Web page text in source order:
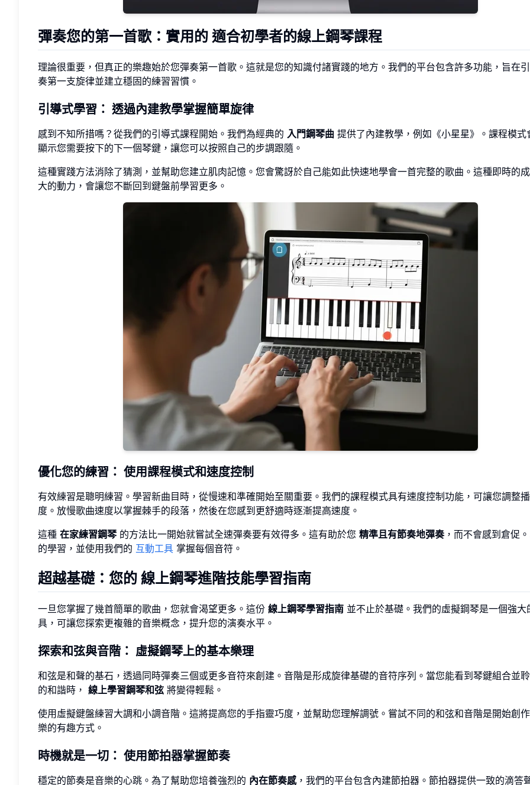
彈奏您的第一首歌：實用的 適合初學者的線上鋼琴課程
理論很重要，但真正的樂趣始於您彈奏第一首歌。這就是您的知識付諸實踐的地方。我們的平台包含許多功能，旨在
奏第一支旋律並建立穩固的練習習慣。
引導式學習： 透過內建教學掌握簡單旋律
感到不知所措嗎？從我們的引導式課程開始。我們為經典的 入門鋼琴曲 提供了內建教學，例如《小星星》。課程模式
顯示您需要按下的下一個琴鍵，讓您可以按照自己的步調跟隨。
這種實踐方法消除了猜測，並幫助您建立肌肉記憶。您會驚訝於自己能如此快速地學會一首完整的歌曲。這種即時的
大的動力，會讓您不斷回到鍵盤前學習更多。
優化您的練習： 使用課程模式和速度控制
有效練習是聰明練習。學習新曲目時，從慢速和準確開始至關重要。我們的課程模式具有速度控制功能，可讓您調整
度。放慢歌曲速度以掌握棘手的段落，然後在您感到更舒適時逐漸提高速度。
這種 在家練習鋼琴的方法比一開始就嘗試全速彈奏要有效得多。這有助於您 精準且有節奏地彈奏，而不會感到倉促
的學習，並使用我們的 互動工具 掌握每個音符。
超越基礎：您的 線上鋼琴進階技能學習指南
一旦您掌握了幾首簡單的歌曲，您就會渴望更多。這份 線上鋼琴學習指南 並不止於基礎。我們的虛擬鋼琴是一個強大
具，可讓您探索更複雜的音樂概念，提升您的演奏水平。
探索和弦與音階： 虛擬鋼琴上的基本樂理
和弦是和聲的基石，透過同時彈奏三個或更多音符來創建。音階是形成旋律基礎的音符序列。當您能看到琴鍵組合並
的和諧時， 線上學習鋼琴和弦 將變得輕鬆。
使用虛擬鍵盤練習大調和小調音階。這將提高您的手指靈巧度，並幫助您理解調號。嘗試不同的和弦和音階是開始創
樂的有趣方式。
時機就是一切： 使用節拍器掌握節奏
穩定的節奏是音樂的心跳。為了幫助您培養強烈的 內在節奏感，我們的平台包含內建節拍器。節拍器提供一致的滴答